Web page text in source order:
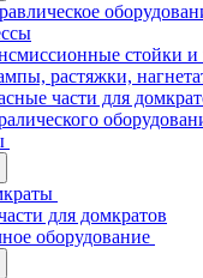
стойки
растяжки,
части для
для домкратов
оборудование